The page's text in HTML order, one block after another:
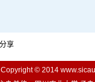
享
Copyright © 2014